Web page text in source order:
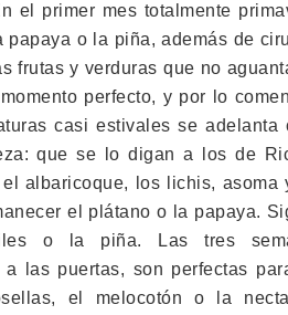
el primer mes totalmente
o la piña, además de
frutas y verduras que no
perfecto, y por lo
casi estivales se adelanta
que se lo digan a los de
albaricoque, los lichis, asoma
el plátano o la papaya.
o la piña. Las tres
las puertas, son perfectas
el melocotón o la